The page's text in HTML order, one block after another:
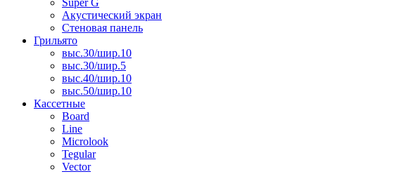
Super G
Акустический экран
Стеновая панель
Грильято
выс.30/шир.10
выс.30/шир.5
выс.40/шир.10
выс.50/шир.10
Кассетные
Board
Line
Microlook
Tegular
Vector